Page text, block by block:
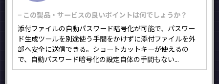
− この製品・サービスの良いポイントは何でしょうか？
添付ファイルの自動パスワード暗号化が可能で、パスワー
ド生成ツールを別途使う手間をかけずに添付ファイルを外
部へ安全に送信できる。ショートカットキーが使えるの
で、自動パスワード暗号化の設定自体の手間もない...